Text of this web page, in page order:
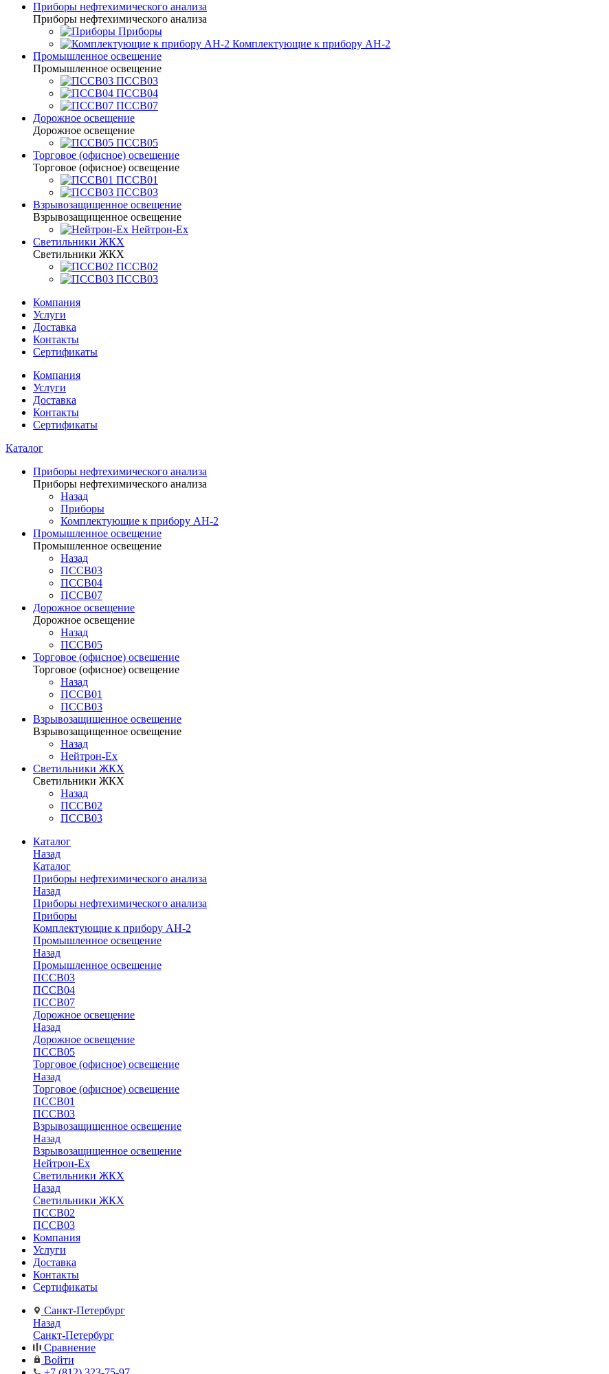
Приборы нефтехимического анализа
Приборы нефтехимического анализа
Приборы
Комплектующие к прибору АН-2
Промышленное освещение
Промышленное освещение
ПССВ03
ПССВ04
ПССВ07
Дорожное освещение
Дорожное освещение
ПССВ05
Торговое (офисное) освещение
Торговое (офисное) освещение
ПССВ01
ПССВ03
Взрывозащищенное освещение
Взрывозащищенное освещение
Нейтрон-Ex
Светильники ЖКХ
Светильники ЖКХ
ПССВ02
ПССВ03
Компания
Услуги
Доставка
Контакты
Сертификаты
Компания
Услуги
Доставка
Контакты
Сертификаты
Каталог
Приборы нефтехимического анализа
Приборы нефтехимического анализа
Назад
Приборы
Комплектующие к прибору АН-2
Промышленное освещение
Промышленное освещение
Назад
ПССВ03
ПССВ04
ПССВ07
Дорожное освещение
Дорожное освещение
Назад
ПССВ05
Торговое (офисное) освещение
Торговое (офисное) освещение
Назад
ПССВ01
ПССВ03
Взрывозащищенное освещение
Взрывозащищенное освещение
Назад
Нейтрон-Ex
Светильники ЖКХ
Светильники ЖКХ
Назад
ПССВ02
ПССВ03
Каталог
Назад
Каталог
Приборы нефтехимического анализа
Назад
Приборы нефтехимического анализа
Приборы
Комплектующие к прибору АН-2
Промышленное освещение
Назад
Промышленное освещение
ПССВ03
ПССВ04
ПССВ07
Дорожное освещение
Назад
Дорожное освещение
ПССВ05
Торговое (офисное) освещение
Назад
Торговое (офисное) освещение
ПССВ01
ПССВ03
Взрывозащищенное освещение
Назад
Взрывозащищенное освещение
Нейтрон-Ex
Светильники ЖКХ
Назад
Светильники ЖКХ
ПССВ02
ПССВ03
Компания
Услуги
Доставка
Контакты
Сертификаты
Санкт-Петербург
Назад
Санкт-Петербург
Сравнение
Войти